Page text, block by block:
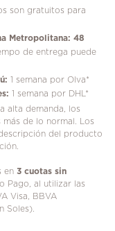
son gratuitos para
Metropolitana: 48
de entrega puede
1 semana por Olva*
1 semana por DHL*
alta demanda, los
de lo normal. Los
del producto
en 3 cuotas sin
Pago, al utilizar las
Visa, BBVA
Soles).